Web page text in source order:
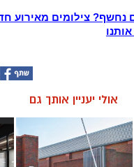
נחשף? צילומים מאירוע
אולי יעניין אותך גם